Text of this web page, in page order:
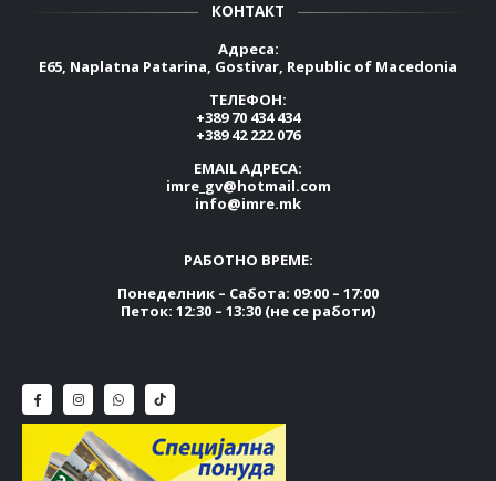
КОНТАКТ
Адреса:
E65, Naplatna Patarina, Gostivar, Republic of Macedonia
ТЕЛЕФОН:
+389 70 434 434
+389 42 222 076
EMAIL АДРЕСА:
imre_gv@hotmail.com
info@imre.mk
РАБОТНО ВРЕМЕ:
Понеделник – Сабота: 09:00 – 17:00
Петок: 12:30 – 13:30 (не се работи)